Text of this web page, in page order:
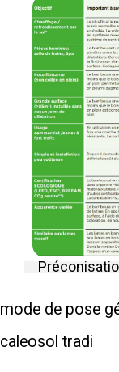
mode de pose
caleosol tradi